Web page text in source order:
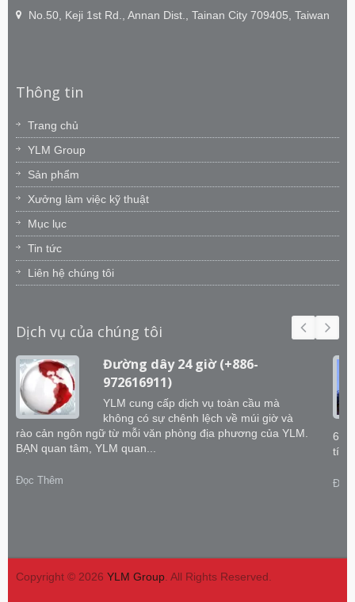
No.50, Keji 1st Rd., Annan Dist., Tainan City 709405, Taiwan
Thông tin
Trang chủ
YLM Group
Sản phẩm
Xưởng làm việc kỹ thuật
Mục lục
Tin tức
Liên hệ chúng tôi
Dịch vụ của chúng tôi
Đường dây 24 giờ (+886-
972616911)
YLM cung cấp dịch vụ toàn cầu mà
không có sự chênh lệch về múi giờ và
rào cản ngôn ngữ từ mỗi văn phòng địa phương của YLM.
BẠN quan tâm, YLM quan...
Đọc Thêm
60
tích
Đọc
Copyright © 2026 YLM Group. All Rights Reserved.